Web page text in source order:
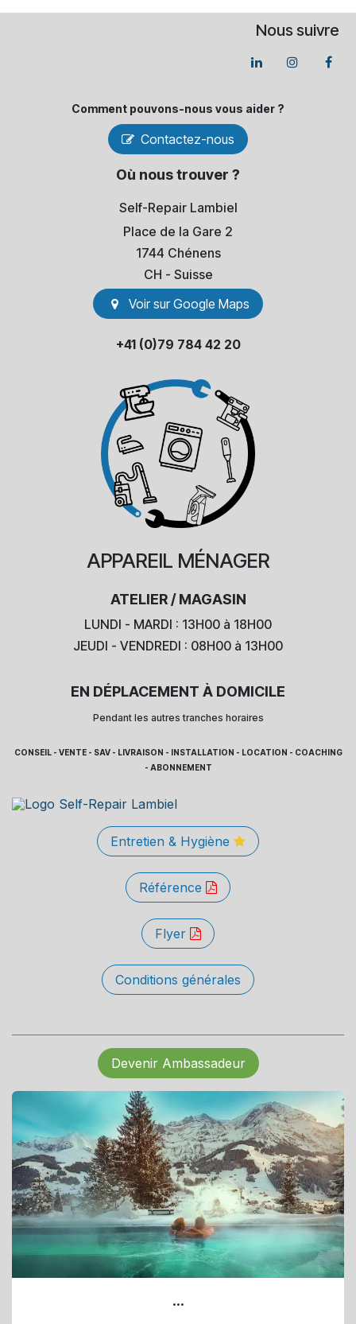
Nous suivre
Comment pouvons-​nous vous aider ?
Contactez-nous
Où nous trouver ?
Self-Repair Lambiel
Place de la Gare 2
1744 Chénens
​CH - Suisse
Voir sur Go​​ogle Maps
+41 (0)79 784 42 20
APPAREIL MÉNAGER
ATELIER / MAGASIN
LUNDI - MARDI : 13H00 à 18H00
JEUDI - VENDREDI : 08H00 à 13H00
EN DÉPLACEMENT À DOMICILE
Pendant les autres tranches horaires
CONSEIL - VENTE - SAV - LIVRAISON - INSTALLATION - LOCATION - COACHING
- ABONNEMENT
Entretien & Hygiène
Référence
Flyer
Conditions générales
Devenir Ambassadeur
...